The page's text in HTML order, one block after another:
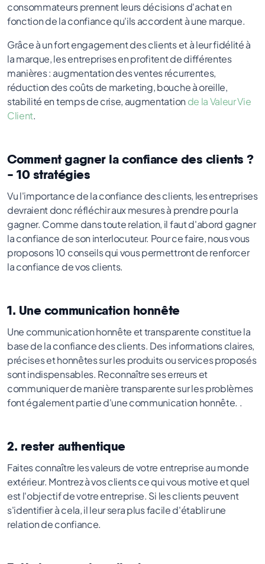
consommateurs prennent leurs décisions d'achat en
fonction de la confiance qu'ils accordent à une marque.
Grâce à un fort engagement des clients et à leur fidélité à
la marque, les entreprises en profitent de différentes
manières : augmentation des ventes récurrentes,
réduction des coûts de marketing, bouche à oreille,
stabilité en temps de crise, augmentation de la Valeur Vie
Client.
Comment gagner la confiance des clients ?
- 10 stratégies
Vu l'importance de la confiance des clients, les entreprises
devraient donc réfléchir aux mesures à prendre pour la
gagner. Comme dans toute relation, il faut d'abord gagner
la confiance de son interlocuteur. Pour ce faire, nous vous
proposons 10 conseils qui vous permettront de renforcer
la confiance de vos clients.
1. Une communication honnête
Une communication honnête et transparente constitue la
base de la confiance des clients. Des informations claires,
précises et honnêtes sur les produits ou services proposés
sont indispensables. Reconnaître ses erreurs et
communiquer de manière transparente sur les problèmes
font également partie d'une communication honnête. .
2. rester authentique
Faites connaître les valeurs de votre entreprise au monde
extérieur. Montrez à vos clients ce qui vous motive et quel
est l'objectif de votre entreprise. Si les clients peuvent
s'identifier à cela, il leur sera plus facile d'établir une
relation de confiance.